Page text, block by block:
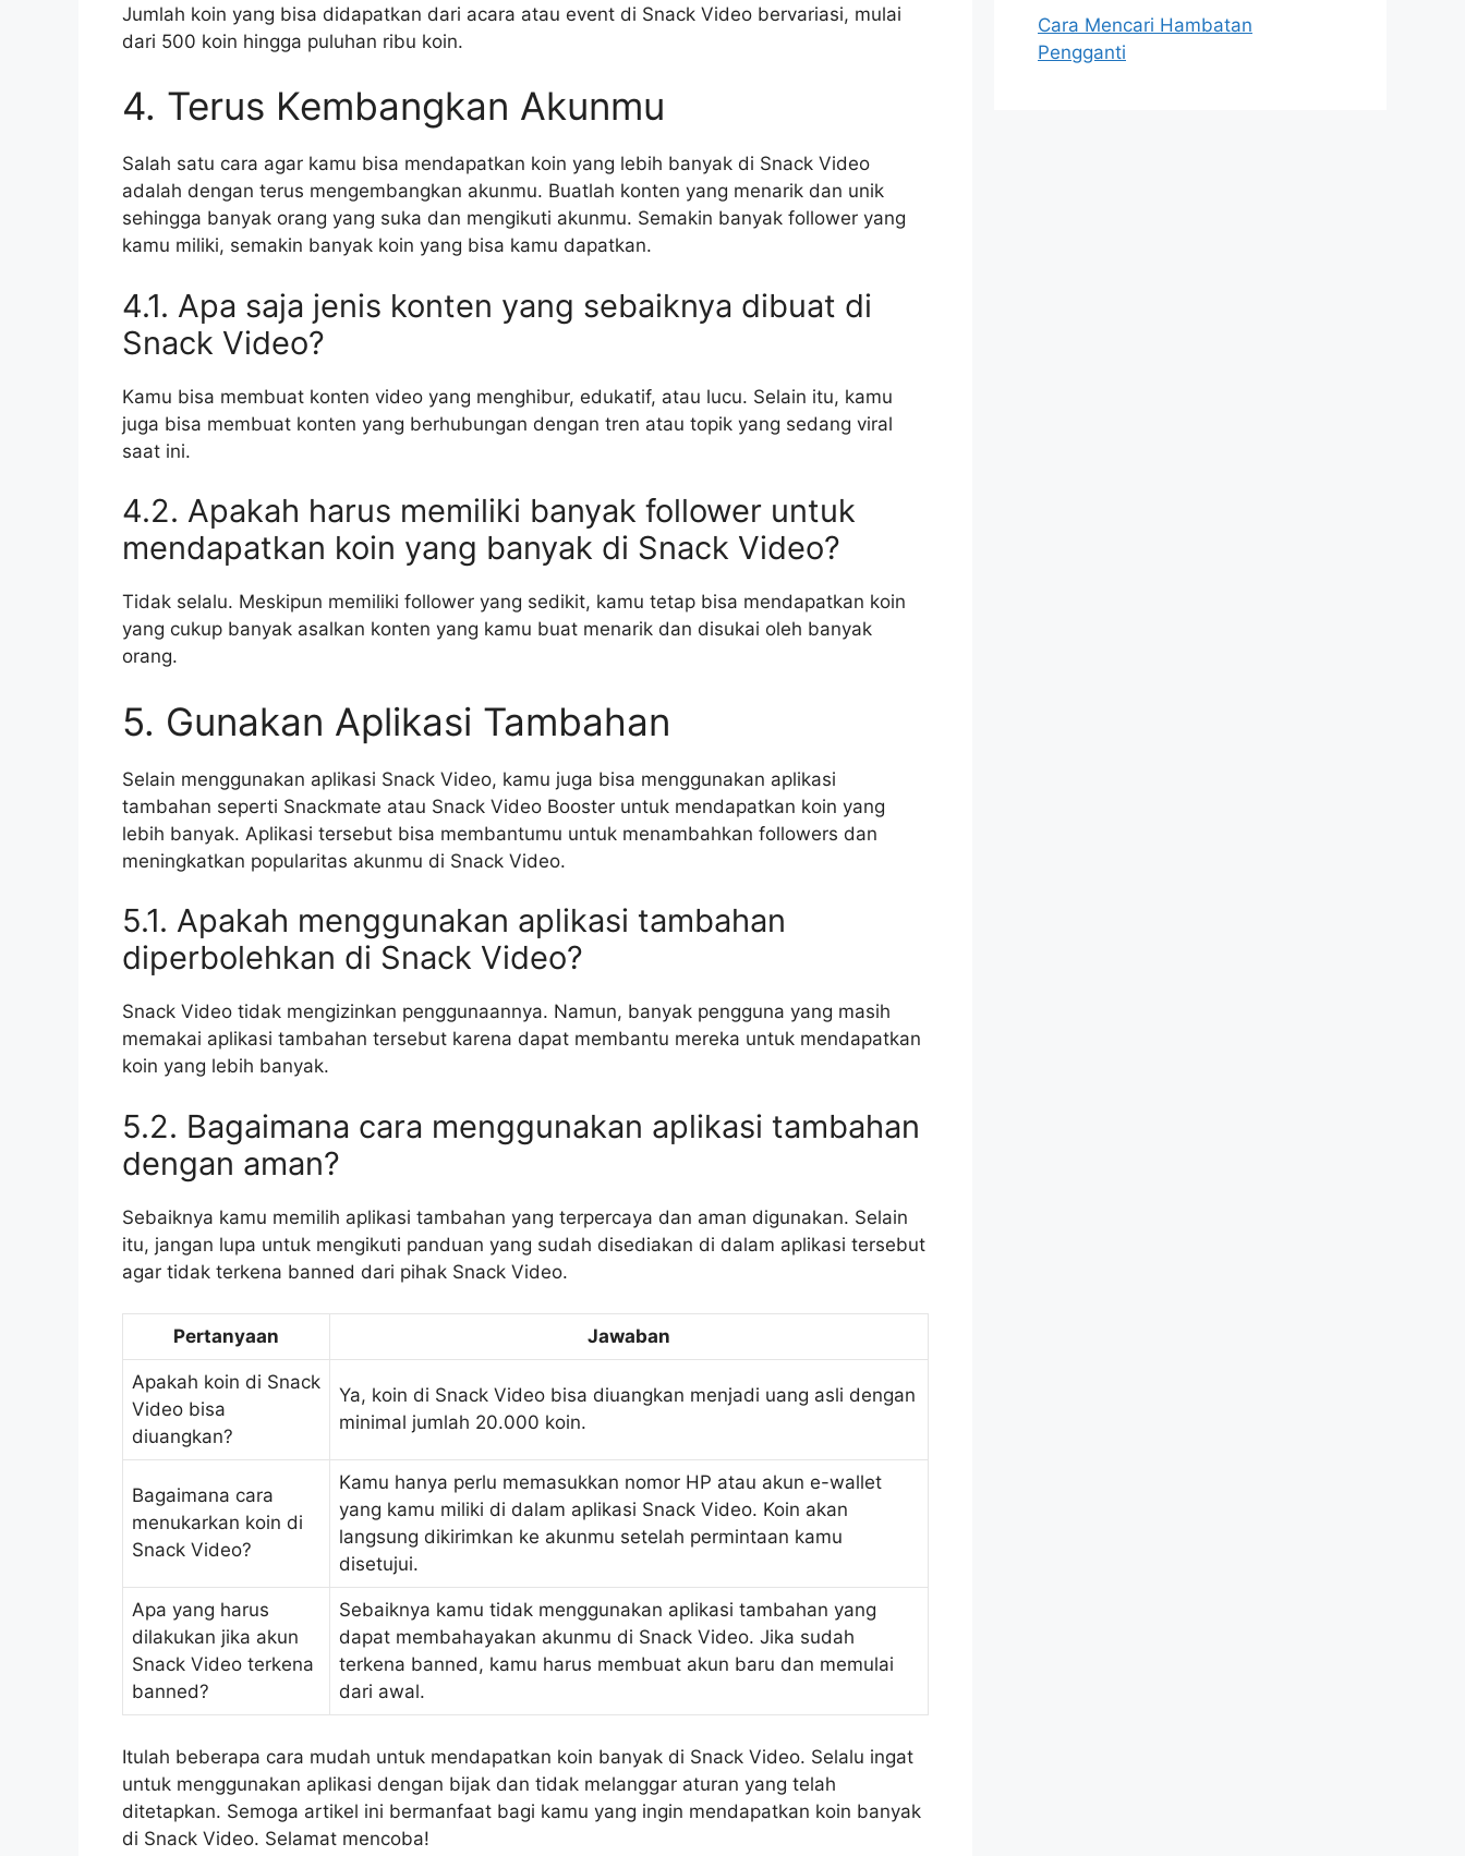
Jumlah koin yang bisa didapatkan dari acara atau event di Snack Video bervariasi, mulai
dari 500 koin hingga puluhan ribu koin.
4. Terus Kembangkan Akunmu
Salah satu cara agar kamu bisa mendapatkan koin yang lebih banyak di Snack Video
adalah dengan terus mengembangkan akunmu. Buatlah konten yang menarik dan unik
sehingga banyak orang yang suka dan mengikuti akunmu. Semakin banyak follower yang
kamu miliki, semakin banyak koin yang bisa kamu dapatkan.
4.1. Apa saja jenis konten yang sebaiknya dibuat di
Snack Video?
Kamu bisa membuat konten video yang menghibur, edukatif, atau lucu. Selain itu, kamu
juga bisa membuat konten yang berhubungan dengan tren atau topik yang sedang viral
saat ini.
4.2. Apakah harus memiliki banyak follower untuk
mendapatkan koin yang banyak di Snack Video?
Tidak selalu. Meskipun memiliki follower yang sedikit, kamu tetap bisa mendapatkan koin
yang cukup banyak asalkan konten yang kamu buat menarik dan disukai oleh banyak
orang.
5. Gunakan Aplikasi Tambahan
Selain menggunakan aplikasi Snack Video, kamu juga bisa menggunakan aplikasi
tambahan seperti Snackmate atau Snack Video Booster untuk mendapatkan koin yang
lebih banyak. Aplikasi tersebut bisa membantumu untuk menambahkan followers dan
meningkatkan popularitas akunmu di Snack Video.
5.1. Apakah menggunakan aplikasi tambahan
diperbolehkan di Snack Video?
Snack Video tidak mengizinkan penggunaannya. Namun, banyak pengguna yang masih
memakai aplikasi tambahan tersebut karena dapat membantu mereka untuk mendapatkan
koin yang lebih banyak.
5.2. Bagaimana cara menggunakan aplikasi tambahan
dengan aman?
Sebaiknya kamu memilih aplikasi tambahan yang terpercaya dan aman digunakan. Selain
itu, jangan lupa untuk mengikuti panduan yang sudah disediakan di dalam aplikasi tersebut
agar tidak terkena banned dari pihak Snack Video.
Pertanyaan Jawaban
Apakah koin di Snack
Video bisa
diuangkan?
Ya, koin di Snack Video bisa diuangkan menjadi uang asli dengan
minimal jumlah 20.000 koin.
Bagaimana cara
menukarkan koin di
Snack Video?
Kamu hanya perlu memasukkan nomor HP atau akun e-wallet
yang kamu miliki di dalam aplikasi Snack Video. Koin akan
langsung dikirimkan ke akunmu setelah permintaan kamu
disetujui.
Apa yang harus
dilakukan jika akun
Snack Video terkena
banned?
Sebaiknya kamu tidak menggunakan aplikasi tambahan yang
dapat membahayakan akunmu di Snack Video. Jika sudah
terkena banned, kamu harus membuat akun baru dan memulai
dari awal.
Itulah beberapa cara mudah untuk mendapatkan koin banyak di Snack Video. Selalu ingat
untuk menggunakan aplikasi dengan bijak dan tidak melanggar aturan yang telah
ditetapkan. Semoga artikel ini bermanfaat bagi kamu yang ingin mendapatkan koin banyak
di Snack Video. Selamat mencoba!
Cara Mencari Hambatan
Pengganti